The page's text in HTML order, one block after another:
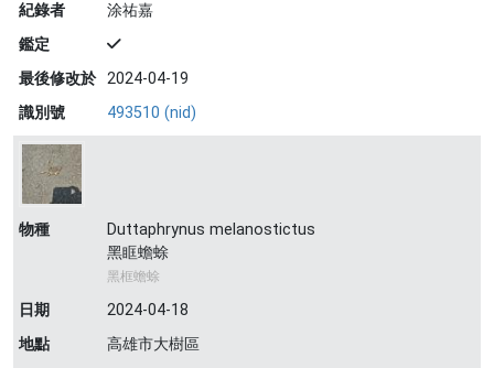
紀錄者
涂祐嘉
鑑定
最後修改於 2024-04-19
識別號
493510 (nid)
物種
Duttaphrynus melanostictus
黑眶蟾蜍
黑框蟾蜍
日期
2024-04-18
地點
高雄市大樹區